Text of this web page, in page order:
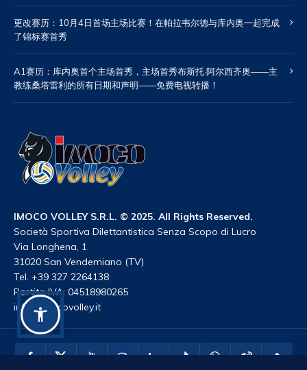
更改赛历：10月4日首场主场比赛！在帕拉韦尔德与库内奥一起完成
了锦标赛首秀
A1赛历：库内奥首个主场首秀，主场首秀布斯托·阿尔西齐奥——主
教练桑塔雷利的所有日期和声明——免费电视转播！
IMOCO VOLLEY S.R.L. © 2025. All Rights Reserved.
Società Sportiva Dilettantistica Senza Scopo di Lucro
Via Longhena, 1
31020 San Vendemiano (TV)
Tel. +39 327 2264138
Partita IVA: 04518980265
info@imocovolley.it